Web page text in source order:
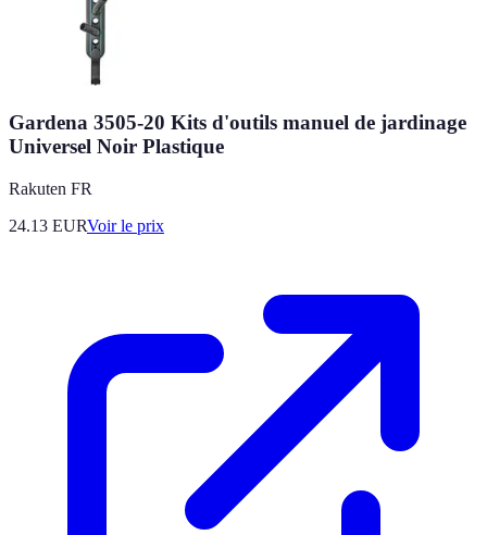
Gardena 3505-20 Kits d'outils manuel de jardinage
Universel Noir Plastique
Rakuten FR
24.13 EURVoir le prix